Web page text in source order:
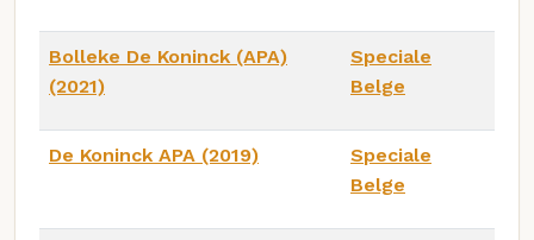
Bolleke De Koninck (APA)
(2021)
Speciale
Belge
De Koninck APA (2019)
Speciale
Belge